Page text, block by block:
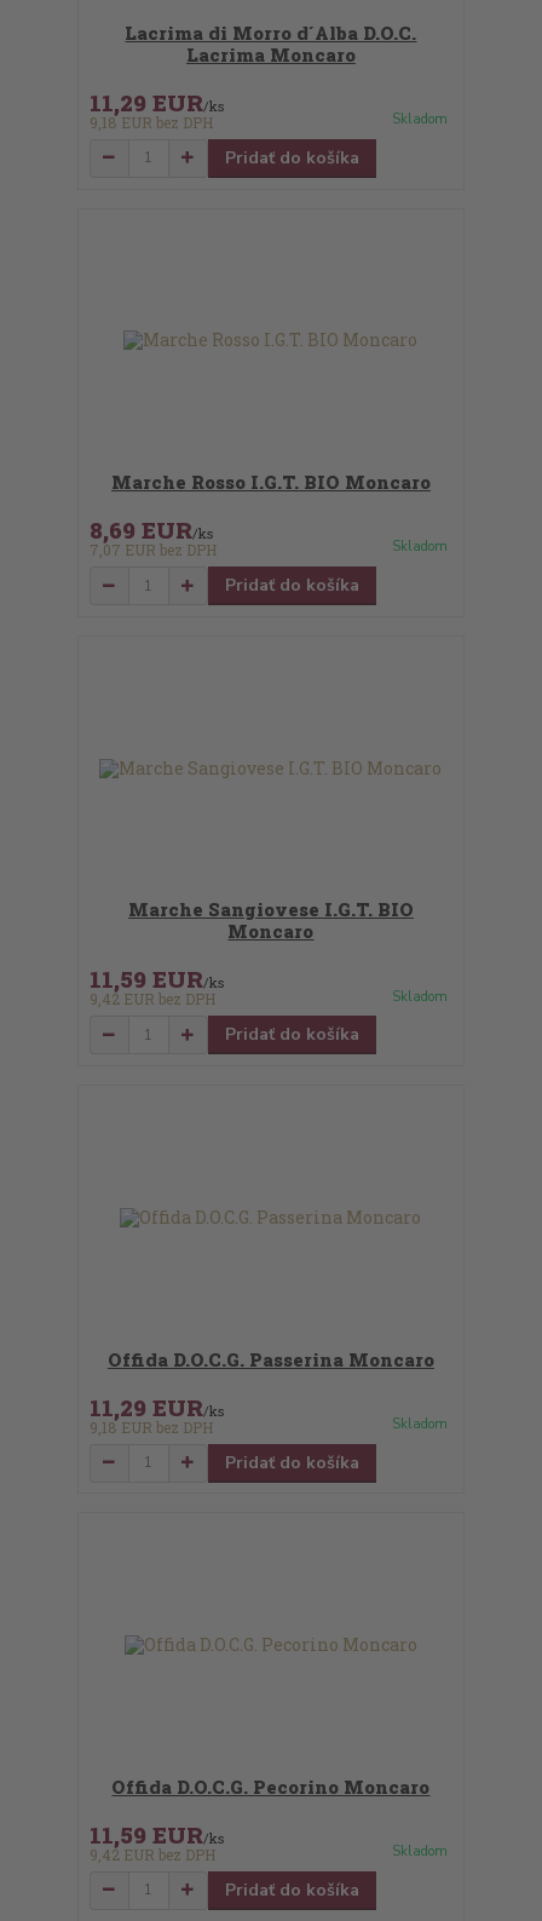
Lacrima di Morro d´Alba D.O.C.
Lacrima Moncaro
11,29 EUR/ks
9,18 EUR bez DPH Skladom
Pridať do košíka
Marche Rosso I.G.T. BIO Moncaro
8,69 EUR/ks
7,07 EUR bez DPH Skladom
Pridať do košíka
Marche Sangiovese I.G.T. BIO
Moncaro
11,59 EUR/ks
9,42 EUR bez DPH Skladom
Pridať do košíka
Offida D.O.C.G. Passerina Moncaro
11,29 EUR/ks
9,18 EUR bez DPH Skladom
Pridať do košíka
Offida D.O.C.G. Pecorino Moncaro
11,59 EUR/ks
9,42 EUR bez DPH Skladom
Pridať do košíka